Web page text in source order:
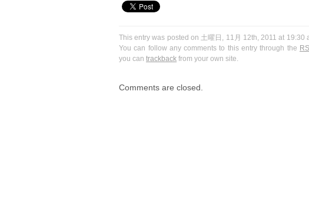
This entry was posted on 土曜日, 11月 12th, 2011 at 19:30
You can follow any comments to this entry through the
you can trackback from your own site.
Comments are closed.